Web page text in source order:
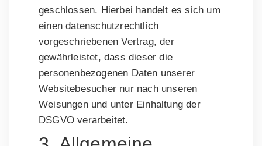
geschlossen. Hierbei handelt es sich um
einen datenschutzrechtlich
vorgeschriebenen Vertrag, der
gewährleistet, dass dieser die
personenbezogenen Daten unserer
Websitebesucher nur nach unseren
Weisungen und unter Einhaltung der
DSGVO verarbeitet.